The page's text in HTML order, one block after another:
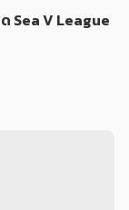
Sea V League